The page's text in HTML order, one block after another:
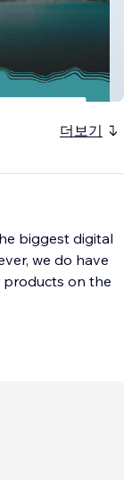
더보기
biggest digital
we do have
products on the